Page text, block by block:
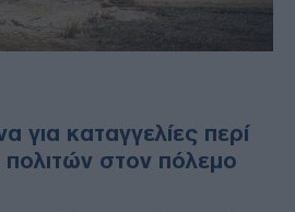
για καταγγελίες περί
στον πόλεμο